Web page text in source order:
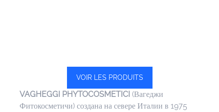
VOIR LES PRODUITS
VAGHEGGI PHYTOCOSMETICI (Вагеджи
Фитокосметичи) создана на севере Италии в 1975